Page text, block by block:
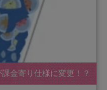
金寄り仕様に変更！？